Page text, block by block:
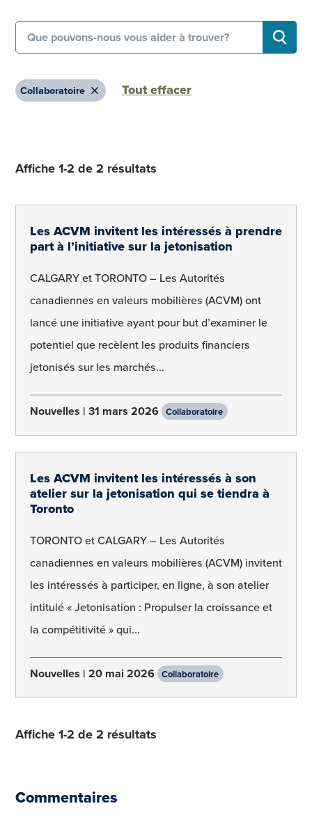
Search for:
Remove
Collaboratoire Tout effacer
Affiche 1-2 de 2 résultats
Les ACVM invitent les intéressés à prendre
part à l’initiative sur la jetonisation
CALGARY et TORONTO – Les Autorités
canadiennes en valeurs mobilières (ACVM) ont
lancé une initiative ayant pour but d’examiner le
potentiel que recèlent les produits financiers
jetonisés sur les marchés...
Nouvelles 31 mars 2026 Collaboratoire
Les ACVM invitent les intéressés à son
atelier sur la jetonisation qui se tiendra à
Toronto
TORONTO et CALGARY – Les Autorités
canadiennes en valeurs mobilières (ACVM) invitent
les intéressés à participer, en ligne, à son atelier
intitulé « Jetonisation : Propulser la croissance et
la compétitivité » qui...
Nouvelles 20 mai 2026 Collaboratoire
Affiche 1-2 de 2 résultats
Commentaires